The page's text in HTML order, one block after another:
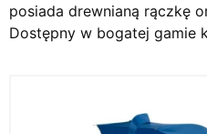
posiada drewnianą rączkę
Dostępny w bogatej gamie